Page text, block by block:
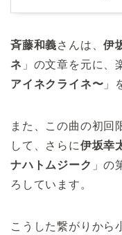
斉藤和義さんは、伊
ネ 」の文章を元に、
アイネクライネ〜 」
また、この曲の初回
して、さらに伊坂幸
ナハトムジーク 」の
ろしています。
こうした繋がりから